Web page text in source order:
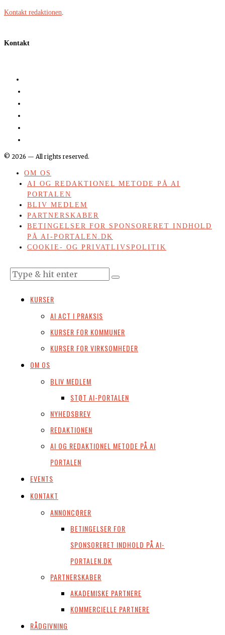
Kontakt redaktionen
Kontakt
© 2026 — All rights reserved.
OM OS
AI OG REDAKTIONEL METODE PÅ AI
PORTALEN
BLIV MEDLEM
PARTNERSKABER
BETINGELSER FOR SPONSORERET INDHOLD
PÅ AI-PORTALEN.DK
COOKIE- OG PRIVATLIVSPOLITIK
KURSER
AI ACT I PRAKSIS
KURSER FOR KOMMUNER
KURSER FOR VIRKSOMHEDER
OM OS
BLIV MEDLEM
STØT AI-PORTALEN
NYHEDSBREV
REDAKTIONEN
AI OG REDAKTIONEL METODE PÅ AI
PORTALEN
EVENTS
KONTAKT
ANNONCØRER
BETINGELSER FOR
SPONSORERET INDHOLD PÅ AI-
PORTALEN.DK
PARTNERSKABER
AKADEMISKE PARTNERE
KOMMERCIELLE PARTNERE
RÅDGIVNING